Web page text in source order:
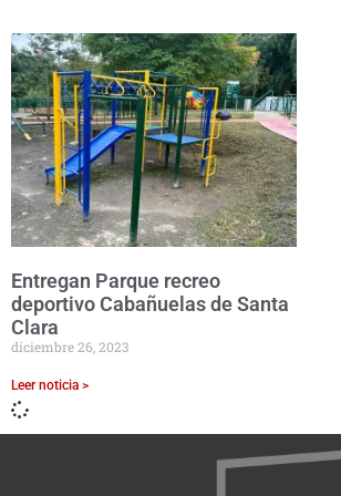
Entregan Parque recreo
deportivo Cabañuelas de Santa
Clara
diciembre 26, 2023
Leer noticia >